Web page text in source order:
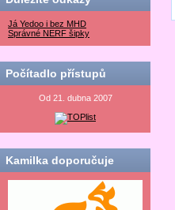
Já Yedoo i bez MHD
Správné NERF šipky
Počítadlo přístupů
Od 21. dubna 2007
Kamilka doporučuje